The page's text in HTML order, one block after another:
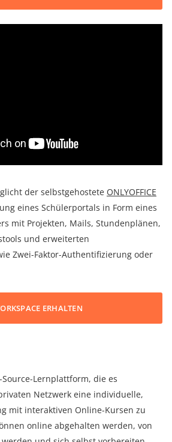
der selbstgehostete ONLYOFFICE
eines Schülerportals in Form eines
mit Projekten, Mails, Stundenplänen,
und erweiterten
Zwei-Faktor-Authentifizierung oder
ERHALTEN
Lernplattform, die es
Netzwerk eine individuelle,
mit interaktiven Online-Kursen zu
online abgehalten werden, von